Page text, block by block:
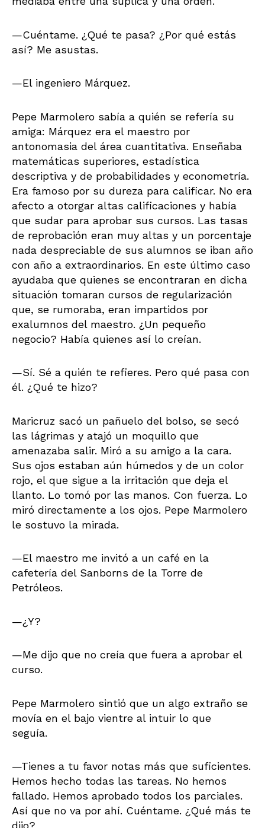
—Cuéntame. ¿Qué te pasa? ¿Por qué estás
así? Me asustas.
—El ingeniero Márquez.
Pepe Marmolero sabía a quién se refería su
amiga: Márquez era el maestro por
antonomasia del área cuantitativa. Enseñaba
matemáticas superiores, estadística
descriptiva y de probabilidades y econometría.
Era famoso por su dureza para calificar. No era
afecto a otorgar altas calificaciones y había
que sudar para aprobar sus cursos. Las tasas
de reprobación eran muy altas y un porcentaje
nada despreciable de sus alumnos se iban año
con año a extraordinarios. En este último caso
ayudaba que quienes se encontraran en dicha
situación tomaran cursos de regularización
que, se rumoraba, eran impartidos por
exalumnos del maestro. ¿Un pequeño
negocio? Había quienes así lo creían.
—Sí. Sé a quién te refieres. Pero qué pasa con
él. ¿Qué te hizo?
Maricruz sacó un pañuelo del bolso, se secó
las lágrimas y atajó un moquillo que
amenazaba salir. Miró a su amigo a la cara.
Sus ojos estaban aún húmedos y de un color
rojo, el que sigue a la irritación que deja el
llanto. Lo tomó por las manos. Con fuerza. Lo
miró directamente a los ojos. Pepe Marmolero
le sostuvo la mirada.
—El maestro me invitó a un café en la
cafetería del Sanborns de la Torre de
Petróleos.
—¿Y?
—Me dijo que no creía que fuera a aprobar el
curso.
Pepe Marmolero sintió que un algo extraño se
movía en el bajo vientre al intuir lo que
seguía.
—Tienes a tu favor notas más que suficientes.
Hemos hecho todas las tareas. No hemos
fallado. Hemos aprobado todos los parciales.
Así que no va por ahí. Cuéntame. ¿Qué más te
dijo?